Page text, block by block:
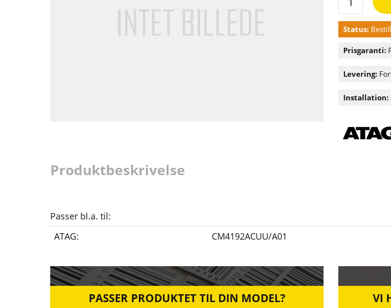
Status:
Prisgaranti:
Levering:
Installation:
Produktbeskrivelse
Passer bl.a. til:
ATAG:
CM4192ACUU/A01
PASSER PRODUKTET TIL DIN MODEL?
VI